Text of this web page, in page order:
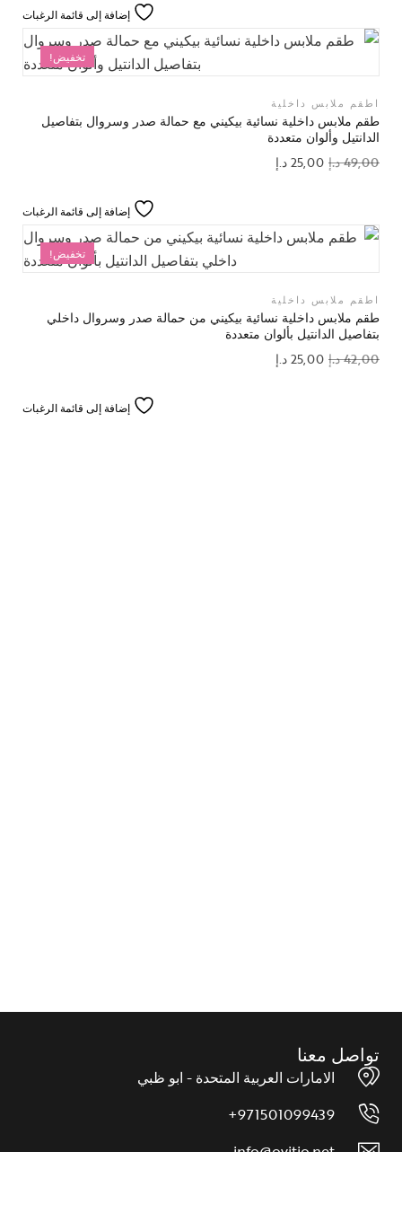
إضافة إلى قائمة الرغبات
تخفيض!
اطقم ملابس داخلية
طقم ملابس داخلية نسائية بيكيني مع حمالة صدر وسروال بتفاصيل
الدانتيل وألوان متعددة
49,00د.إ 25,00د.إ
إضافة إلى قائمة الرغبات
تخفيض!
اطقم ملابس داخلية
طقم ملابس داخلية نسائية بيكيني من حمالة صدر وسروال داخلي
بتفاصيل الدانتيل بألوان متعددة
42,00د.إ 25,00د.إ
إضافة إلى قائمة الرغبات
تواصل معنا
الامارات العربية المتحدة - ابو ظبي
971501099439+
info@ovitio.net